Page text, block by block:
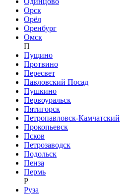
Орск
Орёл
Оренбург
Омск
П
Пущино
Протвино
Пересвет
Павловский Посад
Пушкино
Первоуральск
Пятигорск
Петропавловск-Камчатский
Прокопьевск
Псков
Петрозаводск
Подольск
Пенза
Пермь
Р
Руза